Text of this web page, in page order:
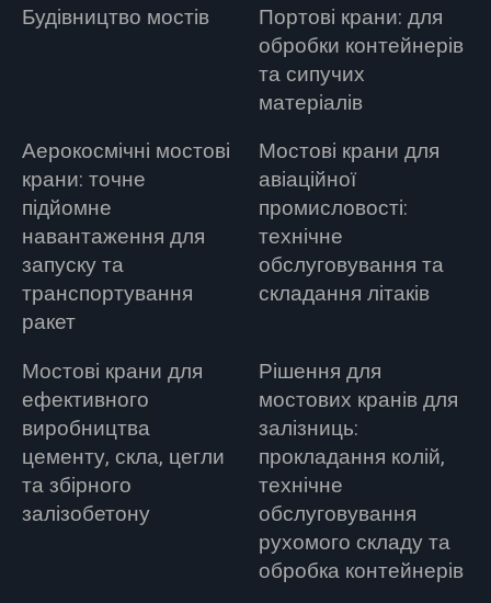
Будівництво мостів
Портові крани: для
обробки контейнерів
та сипучих
матеріалів
Аерокосмічні мостові
крани: точне
підйомне
навантаження для
запуску та
транспортування
ракет
Мостові крани для
авіаційної
промисловості:
технічне
обслуговування та
складання літаків
Мостові крани для
ефективного
виробництва
цементу, скла, цегли
та збірного
залізобетону
Рішення для
мостових кранів для
залізниць:
прокладання колій,
технічне
обслуговування
рухомого складу та
обробка контейнерів